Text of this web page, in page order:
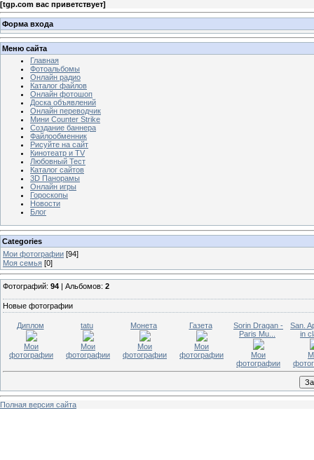
[tgp.com вас приветствует]
Форма входа
Меню сайта
Главная
Фотоальбомы
Онлайн радио
Каталог файлов
Онлайн фотошоп
Доска объявлений
Онлайн переводчик
Мини Counter Strike
Создание баннера
Файлообменник
Рисуйте на сайт
Кинотеатр и TV
Любовный Тест
Каталог сайтов
3D Панорамы
Онлайн игры
Гороскопы
Новости
Блог
Categories
Мои фотографии [94]
Моя семья [0]
Фотографий: 94 | Альбомов: 2
Новые фотографии
Диплом
Мои
фотографии
tatu
Мои
фотографии
Монета
Мои
фотографии
Газета
Мои
фотографии
Sorin Dragan -
Paris Mu...
Мои
фотографии
San.
in
Полная версия сайта